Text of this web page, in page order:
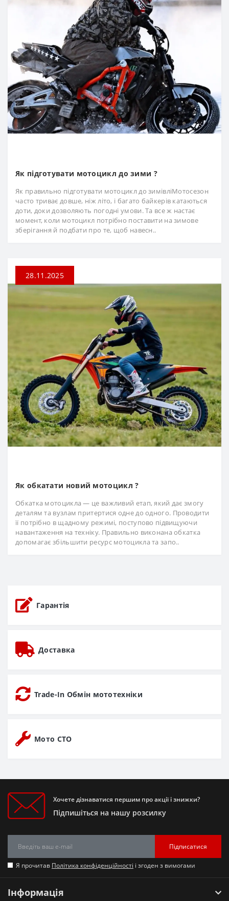
Як підготувати мотоцикл до зими ?
Як правильно підготувати мотоцикл до зимівліМотосезон
часто триває довше, ніж літо, і багато байкерів катаються
доти, доки дозволяють погодні умови. Та все ж настає
момент, коли мотоцикл потрібно поставити на зимове
зберігання й подбати про те, щоб навесн..
28.11.2025
Як обкатати новий мотоцикл ?
Обкатка мотоцикла — це важливий етап, який дає змогу
деталям та вузлам притертися одне до одного. Проводити
її потрібно в щадному режимі, поступово підвищуючи
навантаження на техніку. Правильно виконана обкатка
допомагає збільшити ресурс мотоцикла та запо..
Гарантія
Доставка
Trade-In Обмін мототехніки
Мото СТО
Хочете дізнаватися першим про акції і знижки?
Підпишіться на нашу розсилку
Підписатися
Я прочитав Політика конфіденційності і згоден з вимогами
Інформація